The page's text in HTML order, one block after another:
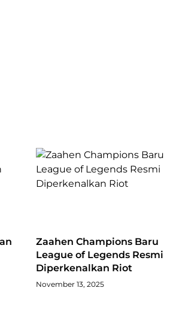
Zaahen Champions Baru
League of Legends Resmi
Diperkenalkan Riot
November 13, 2025